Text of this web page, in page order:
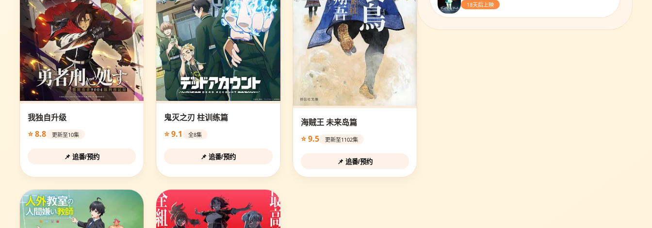
我独自升级
⭐ 8.8
更新至10集
📌 追番/预约
鬼灭之刃 柱训练篇
⭐ 9.1
全8集
📌 追番/预约
海贼王 未来岛篇
⭐ 9.5
更新至1102集
📌 追番/预约
18天后上映